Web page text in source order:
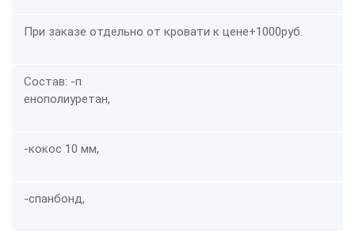
При заказе отдельно от кровати к цене+1000руб.
Состав: -п
енополиуретан,
-кокос 10 мм,
-спанбонд,